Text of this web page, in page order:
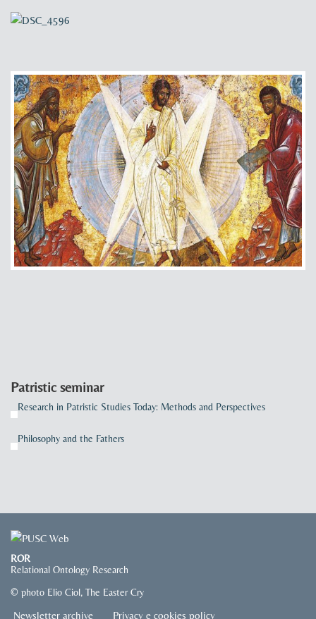
Patristic seminar
Research in Patristic Studies Today: Methods and Perspectives
Philosophy and the Fathers
ROR
Relational Ontology Research
© photo Elio Ciol, The Easter Cry
Newsletter archive Privacy e cookies policy